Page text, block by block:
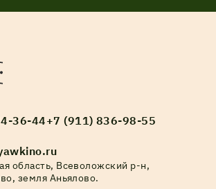
36-44+7 (911) 836-98-55
область, Всеволожский р-н,
земля Аньялово.